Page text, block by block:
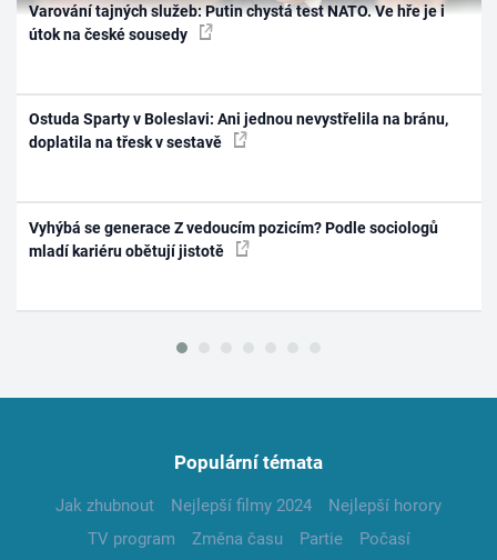
Varování tajných služeb: Putin chystá test NATO. Ve hře je i
útok na české sousedy
Ostuda Sparty v Boleslavi: Ani jednou nevystřelila na bránu,
doplatila na třesk v sestavě
Vyhýbá se generace Z vedoucím pozicím? Podle sociologů
mladí kariéru obětují jistotě
Populární témata
Jak zhubnout Nejlepší filmy 2024
Nejlepší horory
TV program
Změna času Partie
Počasí